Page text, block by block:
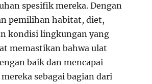
spesifik mereka. Dengan
pemilihan habitat, diet,
kondisi lingkungan yang
memastikan bahwa ulat
baik dan mencapai
sebagai bagian dari